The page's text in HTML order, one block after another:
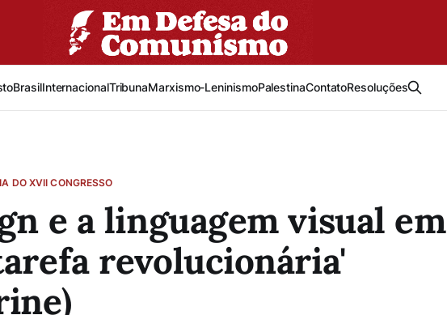
BrasilInternacionalTribunaMarxismo-LeninismoPalestinaContatoResoluções
DO XVII CONGRESSO
e a linguagem visual em
revolucionária'